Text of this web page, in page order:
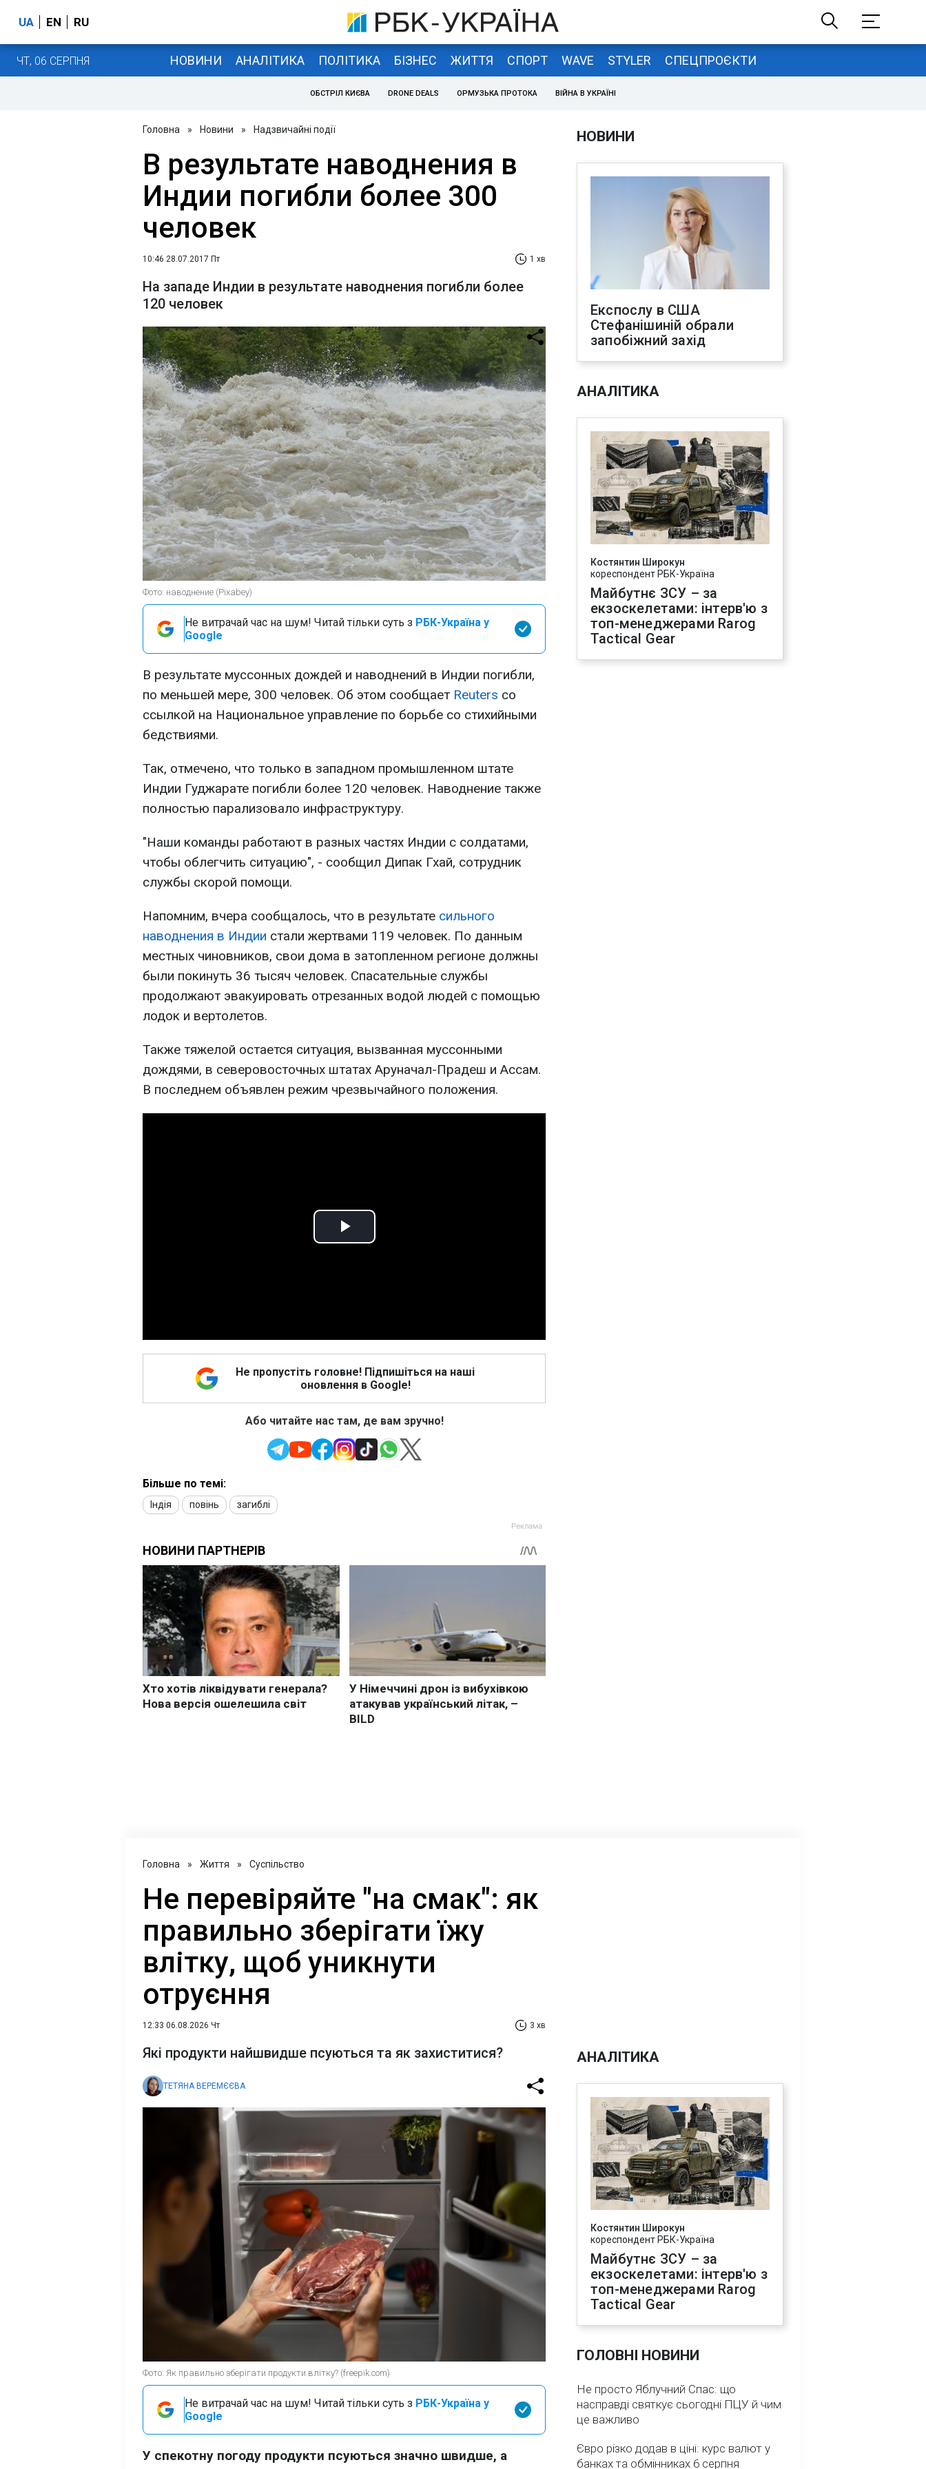
UA EN RU
ЧТ, 06 СЕРПНЯ НОВИНИ АНАЛІТИКА ПОЛІТИКА БІЗНЕС ЖИТТЯ СПОРТ WAVE STYLER СПЕЦПРОЄКТИ
ОБСТРІЛ КИЄВА DRONE DEALS ОРМУЗЬКА ПРОТОКА ВІЙНА В УКРАЇНІ
Головна » Новини » Надзвичайні події
В результате наводнения в
Индии погибли более 300
человек
10:46 28.07.2017 Пт 1 хв
На западе Индии в результате наводнения погибли более
120 человек
Фото: наводнение (Pixabey)
Не витрачай час на шум! Читай тільки суть з РБК-Україна у
Google
В результате муссонных дождей и наводнений в Индии погибли,
по меньшей мере, 300 человек. Об этом сообщает Reuters со
ссылкой на Национальное управление по борьбе со стихийными
бедствиями.
Так, отмечено, что только в западном промышленном штате
Индии Гуджарате погибли более 120 человек. Наводнение также
полностью парализовало инфраструктуру.
"Наши команды работают в разных частях Индии с солдатами,
чтобы облегчить ситуацию", - сообщил Дипак Гхай, сотрудник
службы скорой помощи.
Напомним, вчера сообщалось, что в результате сильного
наводнения в Индии стали жертвами 119 человек. По данным
местных чиновников, свои дома в затопленном регионе должны
были покинуть 36 тысяч человек. Спасательные службы
продолжают эвакуировать отрезанных водой людей с помощью
лодок и вертолетов.
Также тяжелой остается ситуация, вызванная муссонными
дождями, в северовосточных штатах Аруначал-Прадеш и Ассам.
В последнем объявлен режим чрезвычайного положения.
Play
Не пропустіть головне! Підпишіться на наші
оновлення в Google!
Або читайте нас там, де вам зручно!
Більше по темі:
Індія повінь загиблі
НОВИНИ
Експослу в США
Стефанішиній обрали
запобіжний захід
АНАЛІТИКА
Костянтин Широкун
кореспондент РБК-Україна
Майбутнє ЗСУ – за
екзоскелетами: інтерв'ю з
топ-менеджерами Rarog
Tactical Gear
Головна » Життя » Суспільство
Не перевіряйте "на смак": як
правильно зберігати їжу
влітку, щоб уникнути
отруєння
12:33 06.08.2026 Чт 3 хв
Які продукти найшвидше псуються та як захиститися?
ТЕТЯНА ВЕРЕМЄЄВА
Фото: Як правильно зберігати продукти влітку? (freepik.com)
Не витрачай час на шум! Читай тільки суть з РБК-Україна у
Google
У спекотну погоду продукти псуються значно швидше, а
АНАЛІТИКА
Костянтин Широкун
кореспондент РБК-Україна
Майбутнє ЗСУ – за
екзоскелетами: інтерв'ю з
топ-менеджерами Rarog
Tactical Gear
ГОЛОВНІ НОВИНИ
Не просто Яблучний Спас: що
насправді святкує сьогодні ПЦУ й чим
це важливо
Євро різко додав в ціні: курс валют у
банках та обмінниках 6 серпня